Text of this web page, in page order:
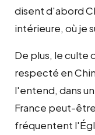
disent d'abord
intérieure, où je
De plus, le culte
respecté en
l'entend, dans
France peut-
fréquentent